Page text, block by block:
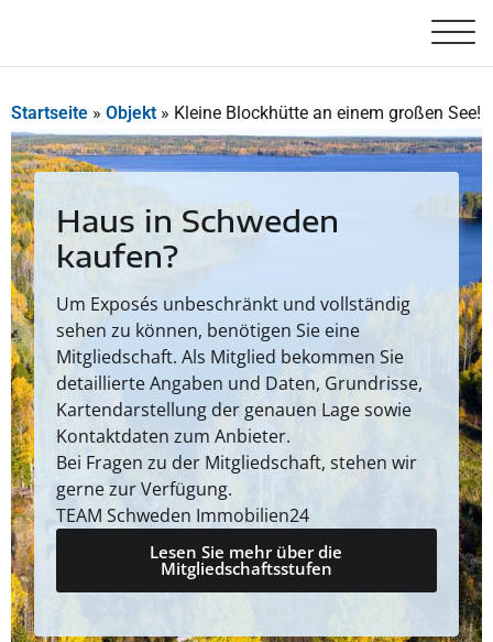
Startseite » Objekt » Kleine Blockhütte an einem großen See!
Haus in Schweden
kaufen?
Um Exposés unbeschränkt und vollständig
sehen zu können, benötigen Sie eine
Mitgliedschaft. Als Mitglied bekommen Sie
detaillierte Angaben und Daten, Grundrisse,
Kartendarstellung der genauen Lage sowie
Kontaktdaten zum Anbieter.
Bei Fragen zu der Mitgliedschaft, stehen wir
gerne zur Verfügung.
TEAM Schweden Immobilien24
Lesen Sie mehr über die
Mitgliedschaftsstufen